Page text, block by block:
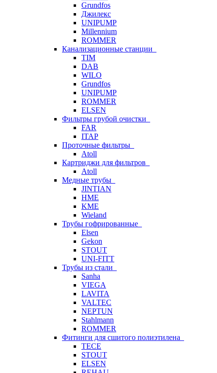
Grundfos
Джилекс
UNIPUMP
Millennium
ROMMER
Канализационные станции
TIM
DAB
WILO
Grundfos
UNIPUMP
ROMMER
ELSEN
Фильтры грубой очистки
FAR
ITAP
Проточные фильтры
Atoll
Картриджи для фильтров
Atoll
Медные трубы
JINTIAN
HME
KME
Wieland
Трубы гофрированные
Elsen
Gekon
STOUT
UNI-FITT
Трубы из стали
Sanha
VIEGA
LAVITA
VALTEC
NEPTUN
Stahlmann
ROMMER
Фитинги для сшитого полиэтилена
TECE
STOUT
ELSEN